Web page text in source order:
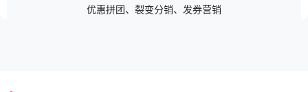
优惠拼团、裂变分销、发券营销